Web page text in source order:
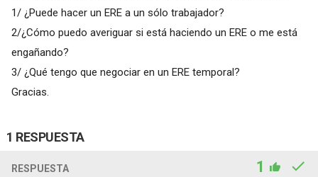
1/ ¿Puede hacer un ERE a un sólo trabajador?
2/¿Cómo puedo averiguar si está haciendo un ERE o me está
engañando?
3/ ¿Qué tengo que negociar en un ERE temporal?
Gracias.
1 RESPUESTA
RESPUESTA 1